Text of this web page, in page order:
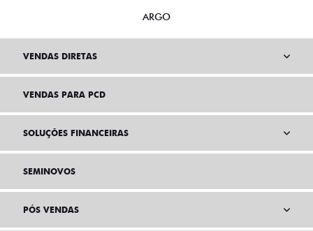
ARGO
VENDAS DIRETAS
VENDAS PARA PCD
SOLUÇÕES FINANCEIRAS
SEMINOVOS
PÓS VENDAS